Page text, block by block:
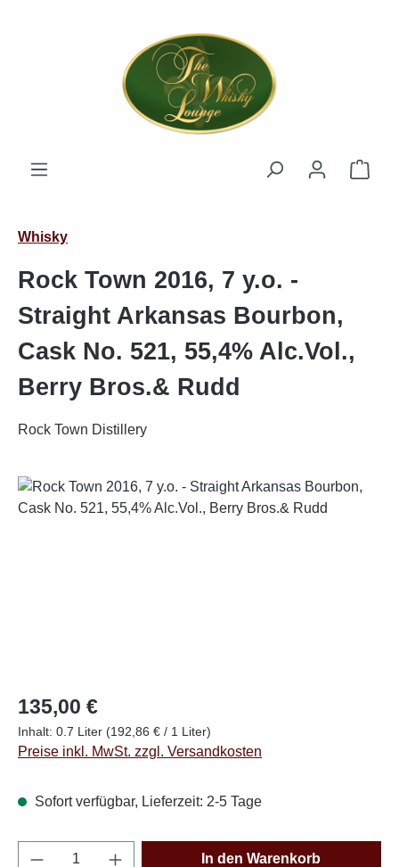
Whisky
Rock Town 2016, 7 y.o. -
Straight Arkansas Bourbon,
Cask No. 521, 55,4% Alc.Vol.,
Berry Bros.& Rudd
Rock Town Distillery
Bildergalerie überspringen
Regulärer Preis:
135,00 €
Inhalt: 0.7 Liter (192,86 € / 1 Liter)
Preise inkl. MwSt. zzgl. Versandkosten
Sofort verfügbar, Lieferzeit: 2-5 Tage
Produkt Anzahl: Gib den gewünschten
In den Warenkorb